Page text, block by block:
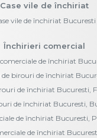
Case vile de închiriat
vile de închiriat Bucuresti
Închirieri comercial
de închiriat
de birouri de închiriat
de închiriat Bucuresti,
de închiriat Bucuresti,
de închiriat Bucuresti,
de închiriat